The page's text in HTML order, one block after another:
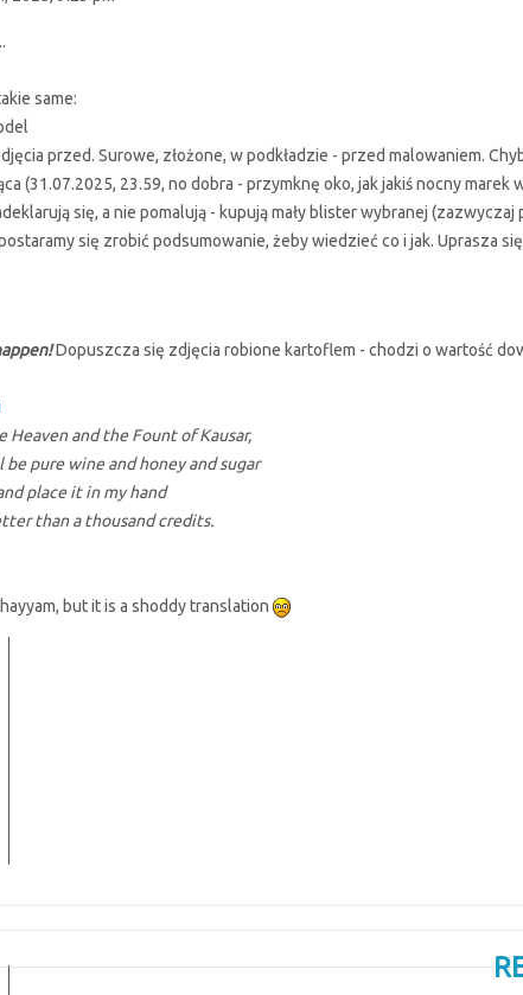
same:
przed. Surowe, złożone, w podkładzie - przed malowaniem.
(31.07.2025, 23.59, no dobra - przymknę oko, jak jakiś nocny
się, a nie pomalują - kupują mały blister wybranej
się zrobić podsumowanie, żeby wiedzieć co i jak. Uprasza
Dopuszcza się zdjęcia robione kartoflem - chodzi o wartość
Heaven and the Fount of Kausar,
pure wine and honey and sugar
place it in my hand
than a thousand credits.
but it is a shoddy translation